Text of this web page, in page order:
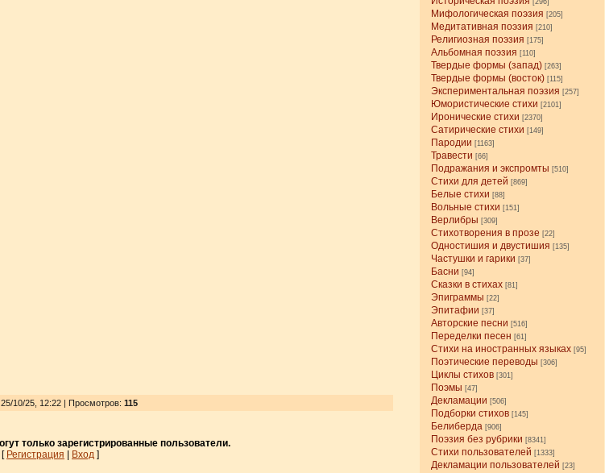
Мифологическая поэзия [205]
Медитативная поэзия [210]
Религиозная поэзия [175]
Альбомная поэзия [110]
Твердые формы (запад) [263]
Твердые формы (восток) [115]
Экспериментальная поэзия [257]
Юмористические стихи [2101]
Иронические стихи [2370]
Сатирические стихи [149]
Пародии [1163]
Травести [66]
Подражания и экспромты [510]
Стихи для детей [869]
Белые стихи [88]
Вольные стихи [151]
Верлибры [309]
Стихотворения в прозе [22]
Одностишия и двустишия [135]
Частушки и гарики [37]
Басни [94]
Сказки в стихах [81]
Эпиграммы [22]
Эпитафии [37]
Авторские песни [516]
Переделки песен [61]
Стихи на иностранных языках [95]
Поэтические переводы [306]
Циклы стихов [301]
Поэмы [47]
Декламации [506]
Подборки стихов [145]
Белиберда [906]
Поэзия без рубрики [8341]
Стихи пользователей [1333]
Декламации пользователей [23]
10/25, 12:22 | Просмотров: 115
только зарегистрированные пользователи.
[ Регистрация | Вход ]